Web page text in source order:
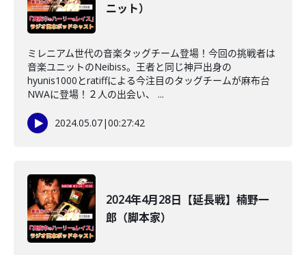
ニット）
ミレニアム世代の音楽タッグチーム登場！今回の挑戦者は
音楽ユニットのNeibiss。王者と同じ神戸出身の
hyunis1000とratiffによる今注目のタッグチームが麻布台
NWAに登場！２人の出会い、 ...
2024.05.07|00:27:42
2024年4月28日【延長戦】楠野一
郎（脚本家）